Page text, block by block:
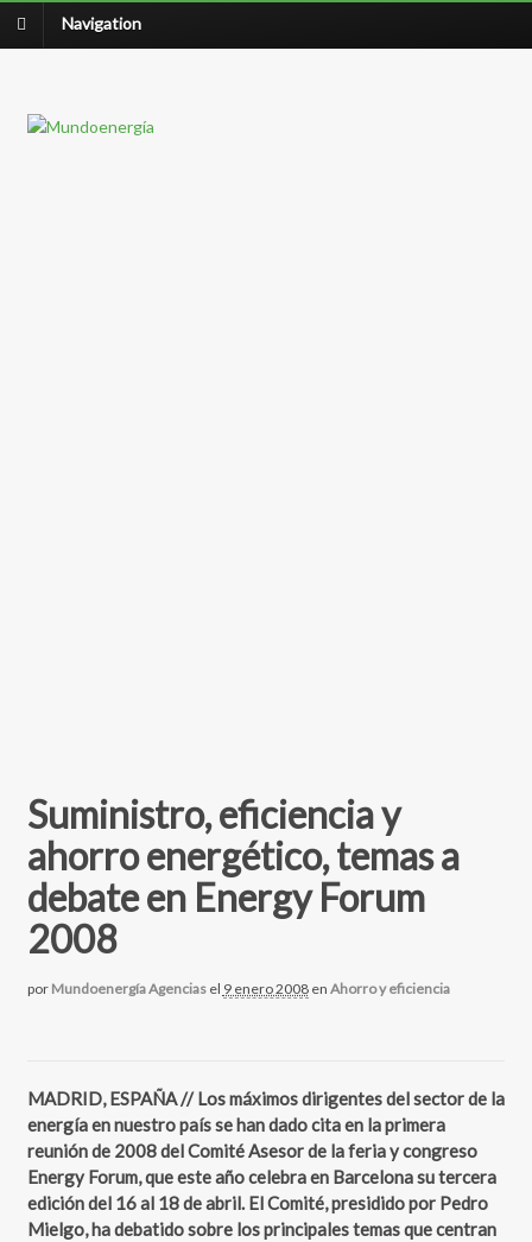
Navigation
Suministro, eficiencia y
ahorro energético, temas a
debate en Energy Forum
2008
por Mundoenergía Agencias el 9 enero 2008 en Ahorro y eficiencia
MADRID, ESPAÑA // Los máximos dirigentes del sector de la
energía en nuestro país se han dado cita en la primera
reunión de 2008 del Comité Asesor de la feria y congreso
Energy Forum, que este año celebra en Barcelona su tercera
edición del 16 al 18 de abril. El Comité, presidido por Pedro
Mielgo, ha debatido sobre los principales temas que centran